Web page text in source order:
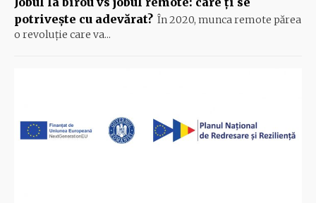
potrivește cu adevărat? În 2020, munca remote părea
o revoluție care va...